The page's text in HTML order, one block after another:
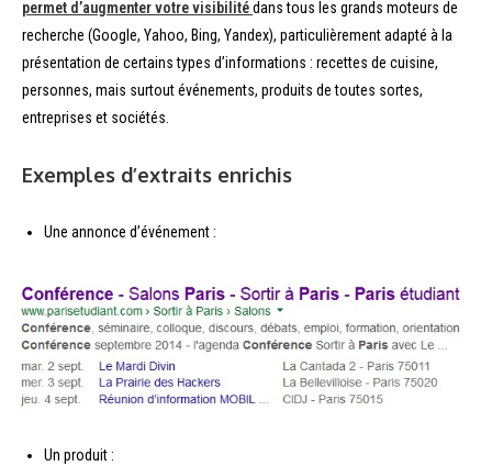
permet d’augmenter votre visibilitédans tous les grands moteurs de
recherche (Google, Yahoo, Bing, Yandex), particulièrement adapté à la
présentation de certains types d’informations : recettes de cuisine,
personnes, mais surtout événements, produits de toutes sortes,
entreprises et sociétés.
Exemples d’extraits enrichis
Une annonce d’événement :
Un produit :